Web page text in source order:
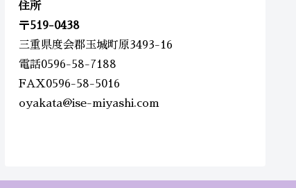
住所
〒519-0438
三重県度会郡玉城町原3493-16
電話0596-58-7188
FAX0596-58-5016
oyakata@ise-miyashi.com